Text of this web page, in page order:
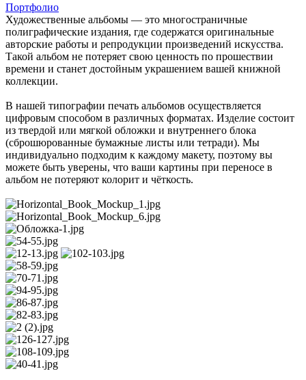
Портфолио
Художественные альбомы — это многостраничные
полиграфические издания, где содержатся оригинальные
авторские работы и репродукции произведений искусства.
Такой альбом не потеряет свою ценность по прошествии
времени и станет достойным украшением вашей книжной
коллекции.
В нашей типографии печать альбомов осуществляется
цифровым способом в различных форматах. Изделие состоит
из твердой или мягкой обложки и внутреннего блока
(сброшюрованные бумажные листы или тетради). Мы
индивидуально подходим к каждому макету, поэтому вы
можете быть уверены, что ваши картины при переносе в
альбом не потеряют колорит и чёткость.